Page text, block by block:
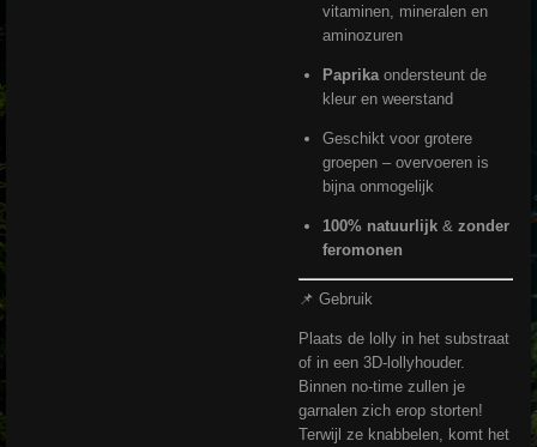
vitaminen, mineralen en
aminozuren
Paprikaondersteunt de
kleur en weerstand
Geschikt voor grotere
groepen – overvoeren is
bijna onmogelijk
100% natuurlijk& zonder
feromonen
📌 Gebruik
Plaats de lolly in het substraat
of in een 3D-lollyhouder.
Binnen no-time zullen je
garnalen zich erop storten!
Terwijl ze knabbelen, komt het